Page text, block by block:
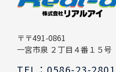
〒〒491-0861
一宮市泉 ２丁目４番１５号